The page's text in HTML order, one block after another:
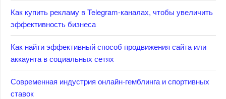
Как купить рекламу в Telegram-каналах, чтобы увеличить
эффективность бизнеса
Как найти эффективный способ продвижения сайта или
аккаунта в социальных сетях
Современная индустрия онлайн-гемблинга и спортивных
ставок